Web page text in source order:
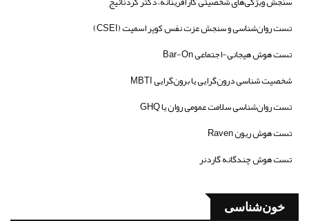
تست روان‌شناسی و سنجش عزت نفس کوپر اسمیت (CSEI)
تست هوش هیجانی-اجتماعی Bar-On
شخصیت شناسی درون‌گرایی یا برون‌گرایی MBTI
تست روان‌شناسی سلامت عمومی روان یا GHQ
تست هوش ریون Raven
تست هوش چندگانه گاردنر
خون‌شناسی